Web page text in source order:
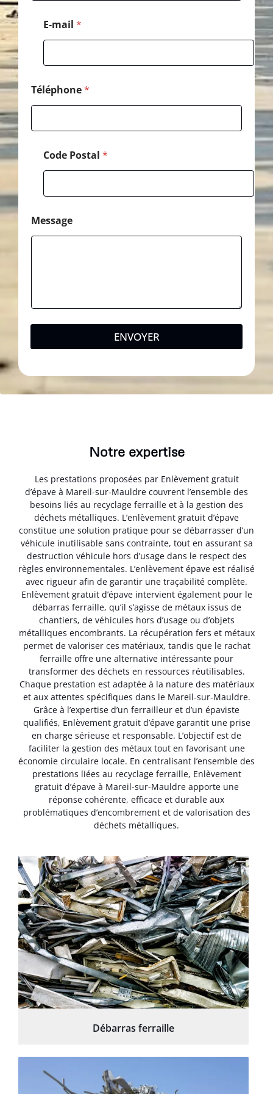
E-mail *
Téléphone*
g
e
N
o
m
*
Code Postal *
Message
ENVOYER
Notre expertise
Les prestations proposées par Enlèvement gratuit
d’épave à Mareil-sur-Mauldre couvrent l’ensemble des
besoins liés au recyclage ferraille et à la gestion des
déchets métalliques. L’enlèvement gratuit d’épave
constitue une solution pratique pour se débarrasser d’un
véhicule inutilisable sans contrainte, tout en assurant sa
destruction véhicule hors d’usage dans le respect des
règles environnementales. L’enlèvement épave est réalisé
avec rigueur afin de garantir une traçabilité complète.
Enlèvement gratuit d’épave intervient également pour le
débarras ferraille, qu’il s’agisse de métaux issus de
chantiers, de véhicules hors d’usage ou d’objets
métalliques encombrants. La récupération fers et métaux
permet de valoriser ces matériaux, tandis que le rachat
ferraille offre une alternative intéressante pour
transformer des déchets en ressources réutilisables.
Chaque prestation est adaptée à la nature des matériaux
et aux attentes spécifiques dans le Mareil-sur-Mauldre.
Grâce à l’expertise d’un ferrailleur et d’un épaviste
qualifiés, Enlèvement gratuit d’épave garantit une prise
en charge sérieuse et responsable. L’objectif est de
faciliter la gestion des métaux tout en favorisant une
économie circulaire locale. En centralisant l’ensemble des
prestations liées au recyclage ferraille, Enlèvement
gratuit d’épave à Mareil-sur-Mauldre apporte une
réponse cohérente, efficace et durable aux
problématiques d’encombrement et de valorisation des
déchets métalliques.
Débarras ferraille